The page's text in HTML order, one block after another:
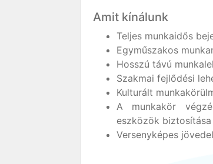
Amit kínálunk
Teljes munkaidős
Egyműszakos
Hosszú távú
Szakmai fejlődési
Kulturált
A munkakör
eszközök biztosítása
Versenyképes